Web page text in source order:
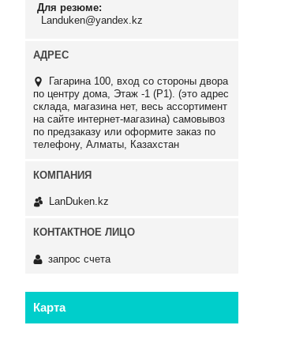
Для резюме
Landuken@yandex.kz
Гагарина 100, вход со стороны двора
по центру дома, Этаж -1 (P1). (это адрес
склада, магазина нет, весь ассортимент
на сайте интернет-магазина) самовывоз
по предзаказу или оформите заказ по
телефону, Алматы, Казахстан
LanDuken.kz
запрос счета
Карта